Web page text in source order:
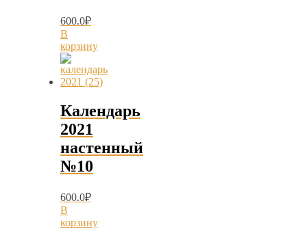
600.0₽
В
корзину
Календарь
2021
настенный
№10
600.0₽
В
корзину